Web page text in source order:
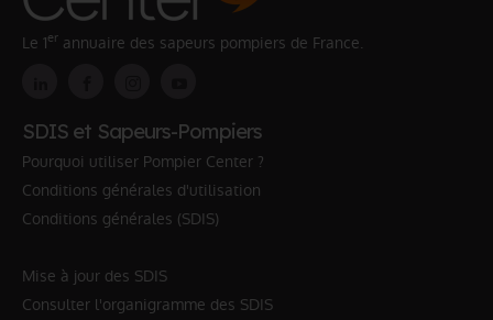
Le 1er annuaire des sapeurs pompiers de France.
SDIS et Sapeurs-Pompiers
Pourquoi utiliser Pompier Center ?
Conditions générales d'utilisation
Conditions générales (SDIS)
Mise à jour des SDIS
Consulter l'organigramme des SDIS